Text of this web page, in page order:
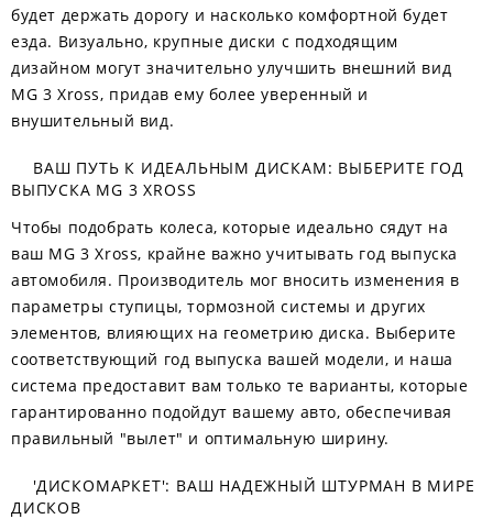
будет держать дорогу и насколько комфортной будет
езда. Визуально, крупные диски с подходящим
дизайном могут значительно улучшить внешний вид
MG 3 Xross, придав ему более уверенный и
внушительный вид.
ВАШ ПУТЬ К ИДЕАЛЬНЫМ ДИСКАМ: ВЫБЕРИТЕ ГОД
ВЫПУСКА MG 3 XROSS
Чтобы подобрать колеса, которые идеально сядут на
ваш MG 3 Xross, крайне важно учитывать год выпуска
автомобиля. Производитель мог вносить изменения в
параметры ступицы, тормозной системы и других
элементов, влияющих на геометрию диска. Выберите
соответствующий год выпуска вашей модели, и наша
система предоставит вам только те варианты, которые
гарантированно подойдут вашему авто, обеспечивая
правильный "вылет" и оптимальную ширину.
'ДИСКОМАРКЕТ': ВАШ НАДЕЖНЫЙ ШТУРМАН В МИРЕ
ДИСКОВ